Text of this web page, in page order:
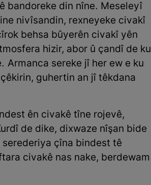
bandoreke din nîne. Meseleyî
nivîsandin, rexneyeke civakî
behsa bûyerên civakî yên
hizir, abor û çandî de ku
Armanca sereke jî her ew e ku
guhertin an jî têkdana
ên civakê tîne rojevê,
de dike, dixwaze nîşan bide
çîna bindest tê
civakê nas nake, berdewam